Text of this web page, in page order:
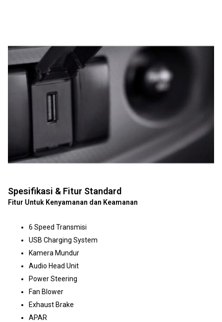
Spesifikasi & Fitur Standard
Fitur Untuk Kenyamanan dan Keamanan
6 Speed Transmisi
USB Charging System
Kamera Mundur
Audio Head Unit
Power Steering
Fan Blower
Exhaust Brake
APAR